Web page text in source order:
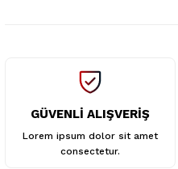
GÜVENLİ ALIŞVERİŞ
Lorem ipsum dolor sit amet
consectetur.